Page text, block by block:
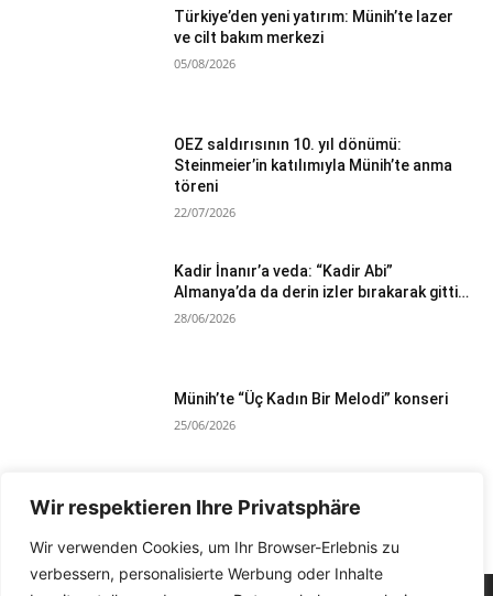
Wir respektieren Ihre Privatsphäre
Wir verwenden Cookies, um Ihr Browser-Erlebnis zu
verbessern, personalisierte Werbung oder Inhalte
Türkiye’den yeni yatırım: Münih’te lazer
ve cilt bakım merkezi
05/08/2026
OEZ saldırısının 10. yıl dönümü:
Steinmeier’in katılımıyla Münih’te anma
töreni
22/07/2026
Kadir İnanır’a veda: “Kadir Abi”
Almanya’da da derin izler bırakarak gitti…
28/06/2026
Münih’te “Üç Kadın Bir Melodi” konseri
25/06/2026
Devamını Göster